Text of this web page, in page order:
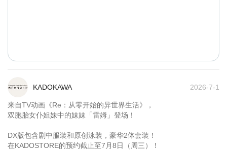
KADOKAWA 2026-7-1
来自TV动画《Re：从零开始的异世界生活》，
双胞胎女仆姐妹中的妹妹「雷姆」登场！
DX版包含剧中服装和原创泳装，豪华2体套装！
在KADOSTORE的预约截止至7月8日（周三）！